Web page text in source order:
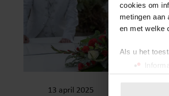
cookies om
metingen
en met welke
Als u het
Uw
13 april 2025